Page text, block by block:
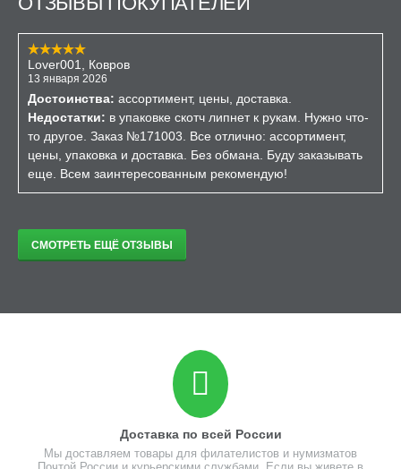
Lover001, Ковров
13 января 2026
Достоинства: ассортимент, цены, доставка.
Недостатки: в упаковке скотч липнет к рукам. Нужно что-
то другое. Заказ №171003. Все отлично: ассортимент,
цены, упаковка и доставка. Без обмана. Буду заказывать
еще. Всем заинтересованным рекомендую!
СМОТРЕТЬ ЕЩЁ ОТЗЫВЫ
Доставка по всей России
Мы доставляем товары для филателистов и нумизматов